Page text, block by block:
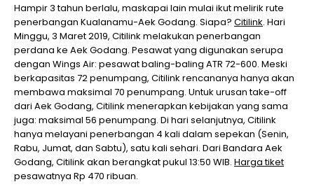
Hampir 3 tahun berlalu, maskapai lain mulai ikut melirik rute
penerbangan Kualanamu-Aek Godang. Siapa? Citilink. Hari
Minggu, 3 Maret 2019, Citilink melakukan penerbangan
perdana ke Aek Godang. Pesawat yang digunakan serupa
dengan Wings Air: pesawat baling-baling ATR 72-600. Meski
berkapasitas 72 penumpang, Citilink rencananya hanya akan
membawa maksimal 70 penumpang. Untuk urusan take-off
dari Aek Godang, Citilink menerapkan kebijakan yang sama
juga: maksimal 56 penumpang. Di hari selanjutnya, Citilink
hanya melayani penerbangan 4 kali dalam sepekan (Senin,
Rabu, Jumat, dan Sabtu), satu kali sehari. Dari Bandara Aek
Godang, Citilink akan berangkat pukul 13:50 WIB. Harga tiket
pesawatnya Rp 470 ribuan.